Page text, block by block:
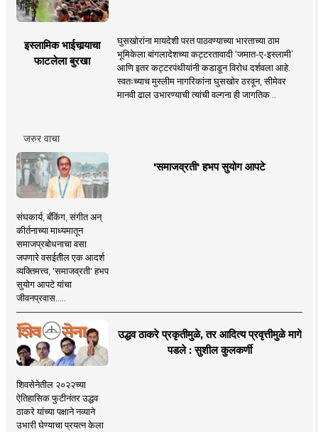
इस्लामिक भाईचार्‍याचा
फाटलेला बुरखा
घुसखोरांना मायदेशी परत पाठवण्याच्या भारताच्या ठाम
भूमिकेला बांगलादेशच्या कट्टरतावादी ‘जमात-ए-इस्लामी’
आणि इतर कट्टरपंथीयांनी कडाडून विरोध दर्शवला आहे.
स्वतःच्याच मुस्लीम नागरिकांना घुसखोर ठरवून, सीमेवर
मानवी ढाल उभारण्याची त्यांची वल्गना ही जागतिक ..
जरुर वाचा
'समाजव्रती' हभप सुयोग आपटे
संघकार्य, बँकिंग, संगीत अन्
कीर्तनाच्या माध्यमातून
समाजप्रबोधनाचा वसा
जपणारे वसईतील एक आदर्श
व्यक्तिमत्त्व, 'समाजव्रती' हभप
सुयोग आपटे यांचा
जीवनप्रवास.....
उद्धव ठाकरे प्रकृतीमुळे, तर आदित्य प्रवृत्तीमुळे मागे
पडले : सुशील कुलकर्णी
शिवसेनेतील २०२२च्या
ऐतिहासिक फुटीनंतर उद्धव
ठाकरे यांच्या पक्षाने नव्याने
उभारी घेण्याचा प्रयत्न केला